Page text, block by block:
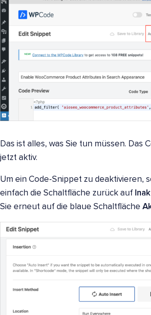
Das ist alles, was Sie tun müssen. Das
jetzt aktiv.
Um ein Code-Snippet zu deaktivieren,
einfach die Schaltfläche zurück auf
Sie erneut auf die blaue Schaltfläche